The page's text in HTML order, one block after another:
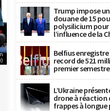
Trump impose
douane de 15
polysilicium
l’influence de la
Belfius
record de 521
premier semestre
L’Ukraine
drone à réaction
frappes à longue